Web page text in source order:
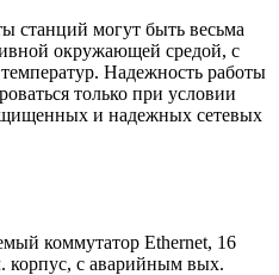
станций могут быть весьма
окружающей средой, с
Надежность работы
только при условии
и надежных сетевых
коммутатор Ethernet, 16
с аварийным вых.